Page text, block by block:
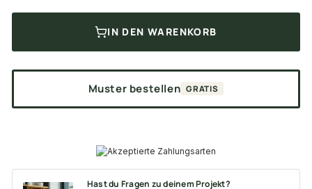
IN DEN WARENKORB
Muster bestellen GRATIS
Hast du Fragen zu deinem Projekt?